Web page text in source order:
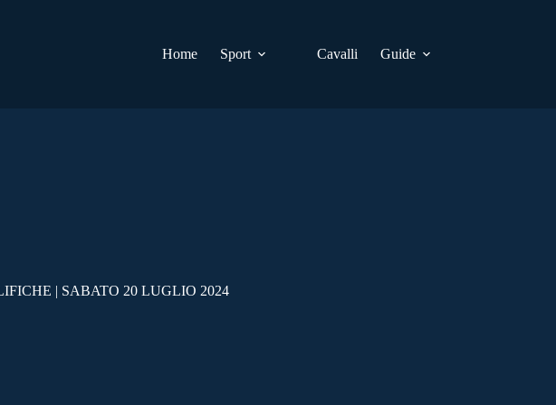
Home
Sport Cavalli Guide
| SABATO 20 LUGLIO 2024